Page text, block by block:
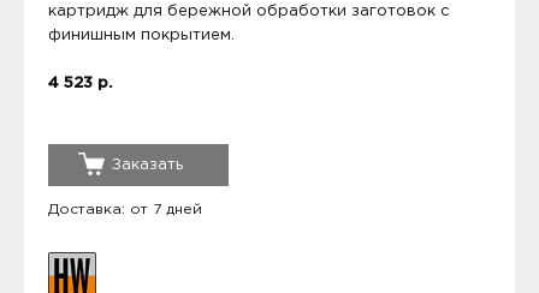
картридж для бережной обработки заготовок с
финишным покрытием.
4 523 р.
Заказать
Доставка: от 7 дней